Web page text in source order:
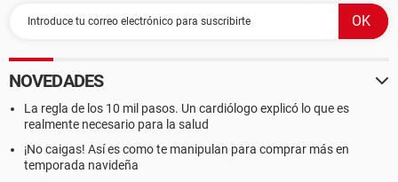
NOVEDADES
La regla de los 10 mil pasos. Un cardiólogo explicó lo que es
realmente necesario para la salud
¡No caigas! Así es como te manipulan para comprar más en
temporada navideña